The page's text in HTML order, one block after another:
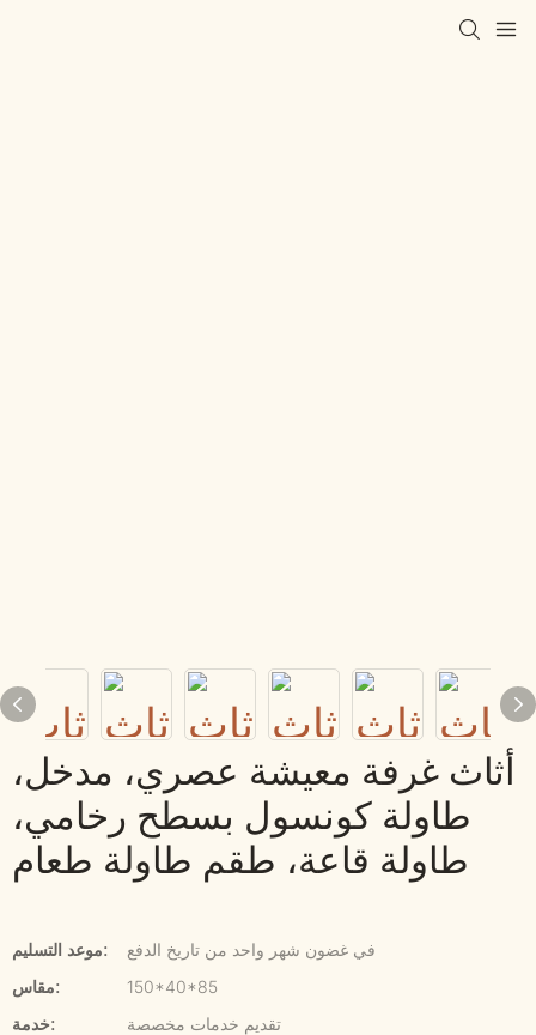
أثاث غرفة معيشة عصري، مدخل،
طاولة كونسول بسطح رخامي،
طاولة قاعة، طقم طاولة طعام
موعد التسليم:
في غضون شهر واحد من تاريخ الدفع
مقاس:
150*40*85
خدمة:
تقديم خدمات مخصصة